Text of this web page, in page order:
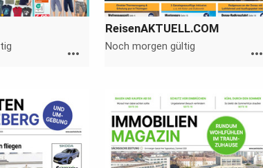
more_horiz
ReisenAKTUELL.COM
Noch morgen gültig more_horiz